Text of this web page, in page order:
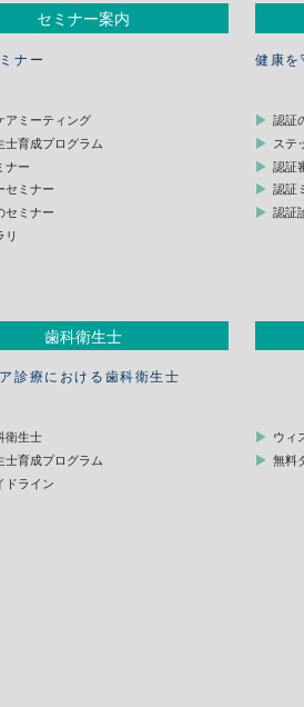
セミナー案内
ナー
アミーティング
士育成プログラム
ナー
セミナー
セミナー
リ
健康を
認証
ステ
認証
認証
認証
歯科衛生士
診療における歯科衛生士
衛生士
士育成プログラム
ドライン
ウィ
無料